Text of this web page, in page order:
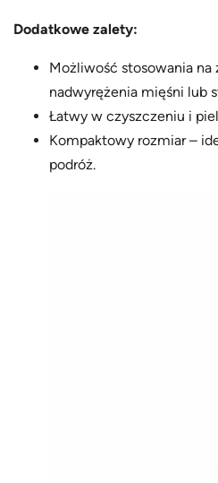
Dodatkowe zalety:
Możliwość stosowania na
nadwyrężenia mięśni lub
Łatwy w czyszczeniu i
Kompaktowy rozmiar –
podróż.